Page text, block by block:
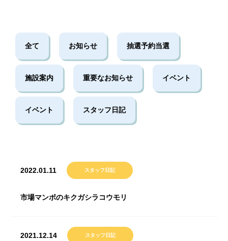
全て お知らせ 抽選予約当選
施設案内 重要なお知らせ イベント
イベント スタッフ日記
2022.01.11 スタッフ日記
市場マンボのキクガシラコウモリ
2021.12.14 スタッフ日記